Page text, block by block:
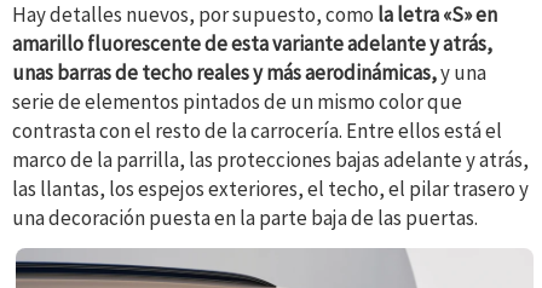
Hay detalles nuevos, por supuesto, como la letra «S» en
amarillo fluorescente de esta variante adelante y atrás,
unas barras de techo reales y más aerodinámicas,y una
serie de elementos pintados de un mismo color que
contrasta con el resto de la carrocería. Entre ellos está el
marco de la parrilla, las protecciones bajas adelante y atrás,
las llantas, los espejos exteriores, el techo, el pilar trasero y
una decoración puesta en la parte baja de las puertas.